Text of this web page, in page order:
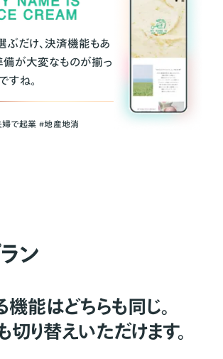
ぶだけ、決済機能もあ
備が大変なものが揃っ
すね。
で起業 #地産地消
ン
機能はどちらも同じ。
切り替えいただけます。